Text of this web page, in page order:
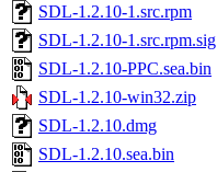
SDL-1.2.10-1.src.rpm
SDL-1.2.10-1.src.rpm.sig
SDL-1.2.10-PPC.sea.bin
SDL-1.2.10-win32.zip
SDL-1.2.10.dmg
SDL-1.2.10.sea.bin